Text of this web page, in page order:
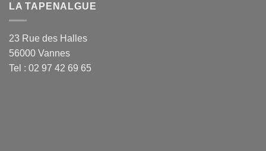
LA TAPENALGUE
23 Rue des Halles
56000 Vannes
Tel : 02 97 42 69 65